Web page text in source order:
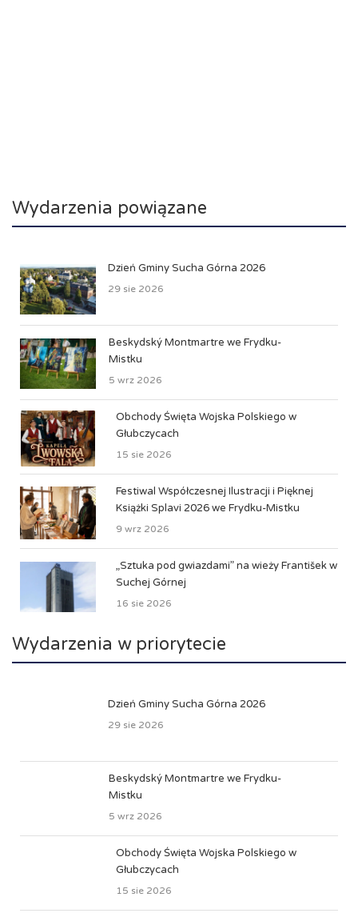
Wydarzenia powiązane
Dzień Gminy Sucha Górna 2026
29 sie 2026
Beskydský Montmartre we Frydku-
Mistku
5 wrz 2026
Obchody Święta Wojska Polskiego w
Głubczycach
15 sie 2026
Festiwal Współczesnej Ilustracji i Pięknej
Książki Splavi 2026 we Frydku-Mistku
9 wrz 2026
„Sztuka pod gwiazdami” na wieży František w
Suchej Górnej
16 sie 2026
Wydarzenia w priorytecie
Dzień Gminy Sucha Górna 2026
29 sie 2026
Beskydský Montmartre we Frydku-
Mistku
5 wrz 2026
Obchody Święta Wojska Polskiego w
Głubczycach
15 sie 2026